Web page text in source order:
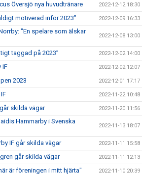
Översjö nya huvudtränare 2022-12-12 18:30
motiverad inför 2023" 2022-12-09 16:33
"En spelare som älskar
2022-12-08 13:00
taggad på 2023” 2022-12-02 14:00
IF 2022-12-02 12:07
2023 2022-12-01 17:17
2022-11-22 10:48
skilda vägar 2022-11-20 11:56
Hammarby i Svenska
2022-11-13 18:07
IF går skilda vägar 2022-11-11 15:58
går skilda vägar 2022-11-11 12:13
är föreningen i mitt hjärta" 2022-11-10 20:39